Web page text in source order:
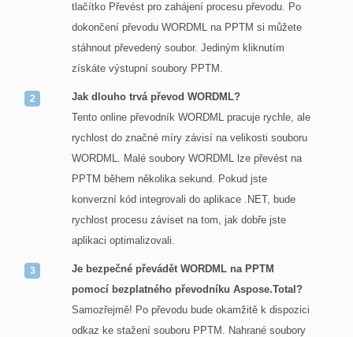
tlačítko Převést pro zahájení procesu převodu. Po
dokončení převodu WORDML na PPTM si můžete
stáhnout převedený soubor. Jediným kliknutím
získáte výstupní soubory PPTM.
Jak dlouho trvá převod WORDML?
Tento online převodník WORDML pracuje rychle, ale
rychlost do značné míry závisí na velikosti souboru
WORDML. Malé soubory WORDML lze převést na
PPTM během několika sekund. Pokud jste
konverzní kód integrovali do aplikace .NET, bude
rychlost procesu záviset na tom, jak dobře jste
aplikaci optimalizovali.
Je bezpečné převádět WORDML na PPTM
pomocí bezplatného převodníku Aspose.Total?
Samozřejmě! Po převodu bude okamžitě k dispozici
odkaz ke stažení souboru PPTM. Nahrané soubory